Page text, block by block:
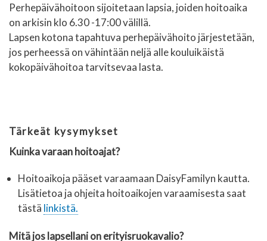
Perhepäivähoitoon sijoitetaan lapsia, joiden hoitoaika
on arkisin klo 6.30 -17:00 välillä.
Lapsen kotona tapahtuva perhepäivähoito järjestetään,
jos perheessä on vähintään neljä alle kouluikäistä
kokopäivähoitoa tarvitsevaa lasta.
Tärkeät kysymykset
Kuinka varaan hoitoajat?
Hoitoaikoja pääset varaamaan DaisyFamilyn kautta.
Lisätietoa ja ohjeita hoitoaikojen varaamisesta saat
tästä linkistä.
Mitä jos lapsellani on erityisruokavalio?